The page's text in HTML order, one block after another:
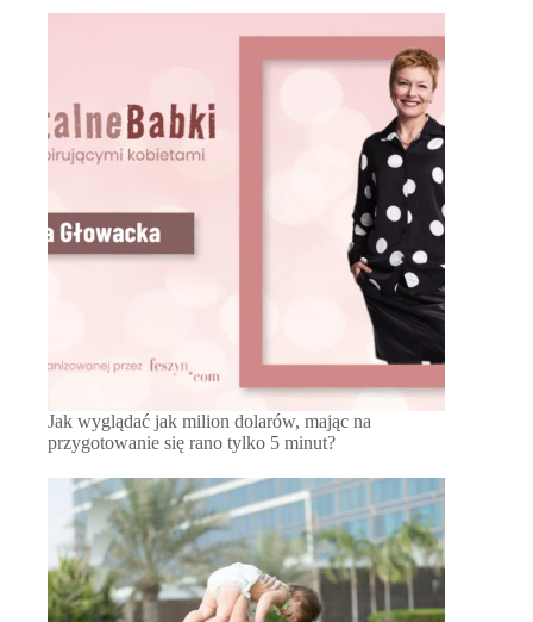
Jak wyglądać jak milion dolarów, mając na
przygotowanie się rano tylko 5 minut?